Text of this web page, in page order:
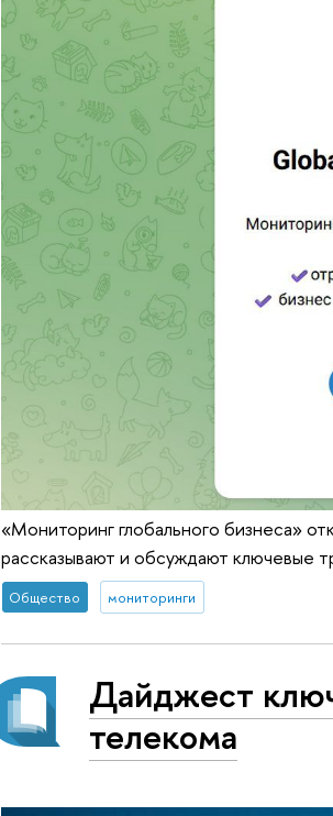
«Мониторинг глобального бизнеса»
рассказывают и обсуждают ключевые
Общество мониторинги
Дайджест
телекома